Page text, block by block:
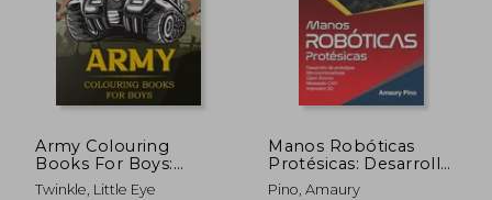
45%
dcto.
$ 363.54 45%
dcto.
Army Colouring
Books For Boys:
Tanks And Armored
Twinkle, Little Eye
Manos Robóticas
Protésicas: Desarrollo
de prototipos,
Pino, Amaury